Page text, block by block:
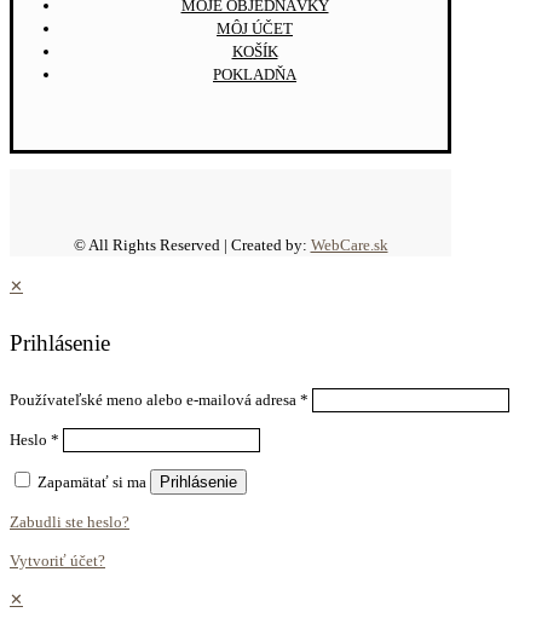
MOJE OBJEDNÁVKY
MÔJ ÚČET
KOŠÍK
POKLADŇA
© All Rights Reserved | Created by: WebCare.sk
✕
Prihlásenie
Používateľské meno alebo e-mailová adresa *
Heslo *
Zapamätať si ma Prihlásenie
Zabudli ste heslo?
Vytvoriť účet?
✕